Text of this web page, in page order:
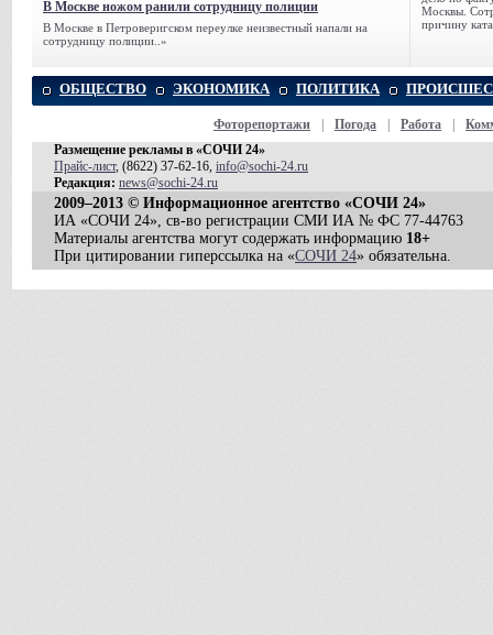
В Москве ножом ранили сотрудницу полиции
В Москве в Петроверигском переулке неизвестный напали на
сотрудницу полиции..»
Москвы.
причину
ОБЩЕСТВО ЭКОНОМИКА ПОЛИТИКА
Фоторепортажи Погода Работа
Размещение рекламы в «СОЧИ 24»
Прайс-лист, (8622) 37-62-16, info@sochi-24.ru
Редакция: news@sochi-24.ru
2009–2013 © Информационное агентство «СОЧИ 24»
ИА «СОЧИ 24», св-во регистрации СМИ ИА № ФС 77-44763
Материалы агентства могут содержать информацию 18+
При цитировании гиперссылка на «СОЧИ 24» обязательна.